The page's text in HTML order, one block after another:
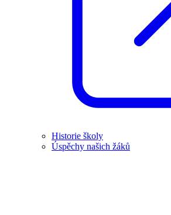
Historie školy
Úspěchy našich žáků